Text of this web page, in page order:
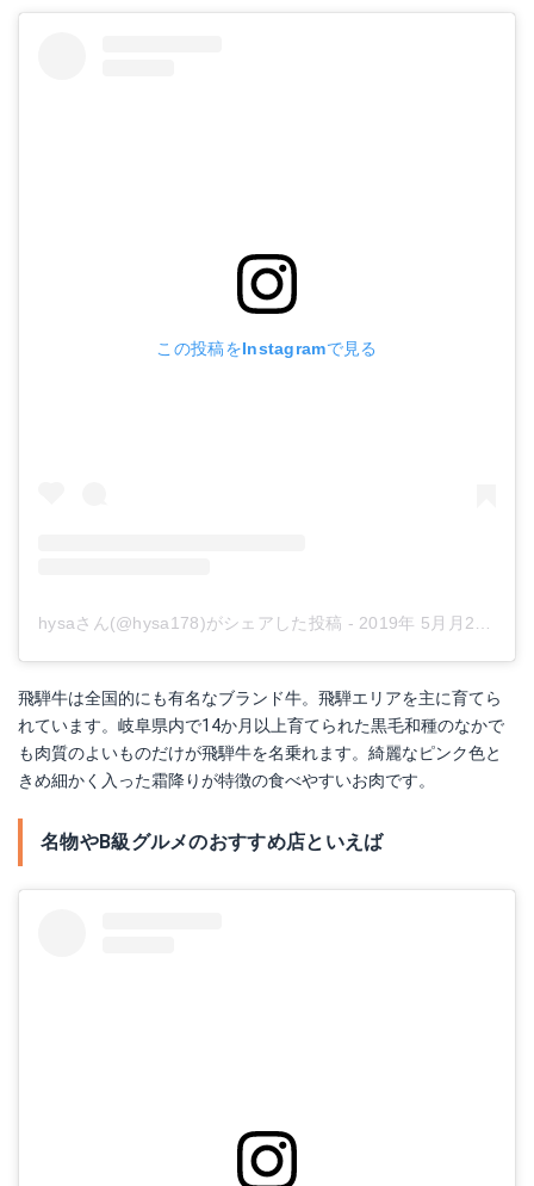
この投稿をInstagramで見る
hysaさん(@hysa178)がシェアした投稿 - 2019年 5月月26日午前2時14分PDT
飛騨牛は全国的にも有名なブランド牛。飛騨エリアを主に育てら
れています。岐阜県内で14か月以上育てられた黒毛和種のなかで
も肉質のよいものだけが飛騨牛を名乗れます。綺麗なピンク色と
きめ細かく入った霜降りが特徴の食べやすいお肉です。
名物やB級グルメのおすすめ店といえば